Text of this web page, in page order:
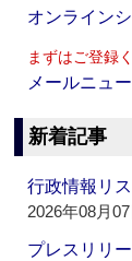
オンライン
まずはご登録
メールニュ
新着記事
行政情報リ
2026年08月
プレスリリ